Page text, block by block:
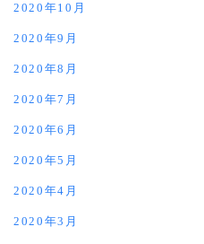
2020年10月
2020年9月
2020年8月
2020年7月
2020年6月
2020年5月
2020年4月
2020年3月